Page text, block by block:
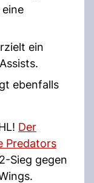
ein
ebenfalls
Der
Predators
Sieg gegen